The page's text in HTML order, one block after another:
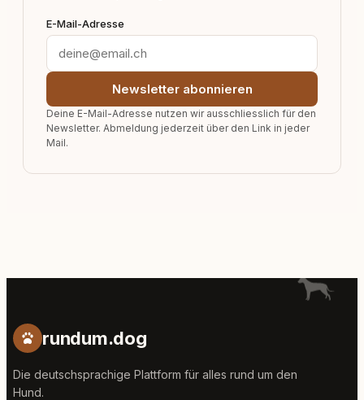
E-Mail-Adresse
Newsletter abonnieren
Deine E-Mail-Adresse nutzen wir ausschliesslich für den
Newsletter. Abmeldung jederzeit über den Link in jeder
Mail.
rundum.dog
Die deutschsprachige Plattform für alles rund um den
Hund.